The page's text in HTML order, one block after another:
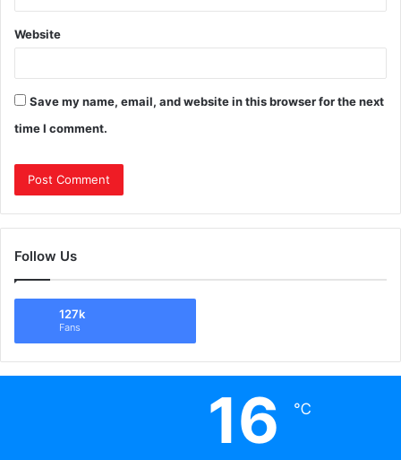
Website
Save my name, email, and website in this browser for the next
time I comment.
Follow Us
127k
Fans
16 ℃